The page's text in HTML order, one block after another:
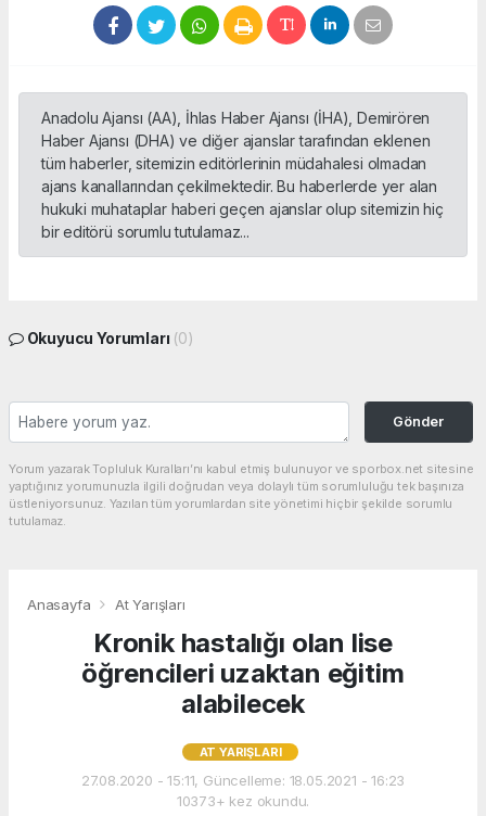
Anadolu Ajansı (AA), İhlas Haber Ajansı (İHA), Demirören
Haber Ajansı (DHA) ve diğer ajanslar tarafından eklenen
tüm haberler, sitemizin editörlerinin müdahalesi olmadan
ajans kanallarından çekilmektedir. Bu haberlerde yer alan
hukuki muhataplar haberi geçen ajanslar olup sitemizin hiç
bir editörü sorumlu tutulamaz...
Okuyucu Yorumları (0)
Gönder
Yorum yazarak Topluluk Kuralları’nı kabul etmiş bulunuyor ve sporbox.net sitesine
yaptığınız yorumunuzla ilgili doğrudan veya dolaylı tüm sorumluluğu tek başınıza
üstleniyorsunuz. Yazılan tüm yorumlardan site yönetimi hiçbir şekilde sorumlu
tutulamaz.
Anasayfa At Yarışları
Kronik hastalığı olan lise
öğrencileri uzaktan eğitim
alabilecek
AT YARIŞLARI
27.08.2020 - 15:11, Güncelleme: 18.05.2021 - 16:23
10373+ kez okundu.